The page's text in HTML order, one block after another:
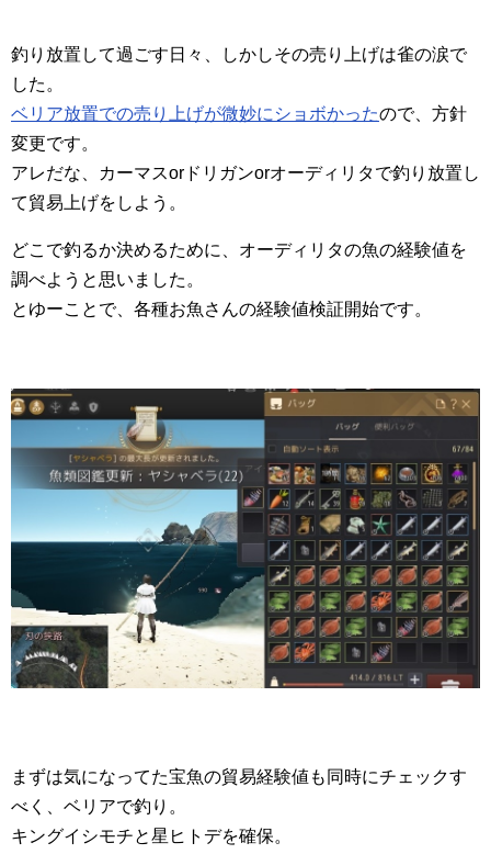
釣り放置して過ごす日々、しかしその売り上げは雀の涙で
した。
ベリア放置での売り上げが微妙にショボかったので、方針
変更です。
アレだな、カーマスorドリガンorオーディリタで釣り放置し
て貿易上げをしよう。
どこで釣るか決めるために、オーディリタの魚の経験値を
調べようと思いました。
とゆーことで、各種お魚さんの経験値検証開始です。
まずは気になってた宝魚の貿易経験値も同時にチェックす
べく、ベリアで釣り。
キングイシモチと星ヒトデを確保。